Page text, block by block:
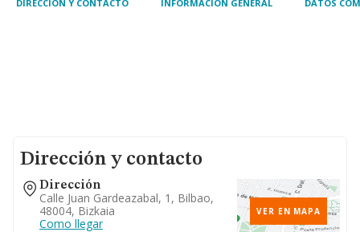
DIRECCIÓN Y CONTACTO INFORMACIÓN GENERAL DATOS
Dirección y contacto
Dirección
Calle Juan Gardeazabal, 1, Bilbao,
48004, Bizkaia
Como llegar
VER EN MAPA